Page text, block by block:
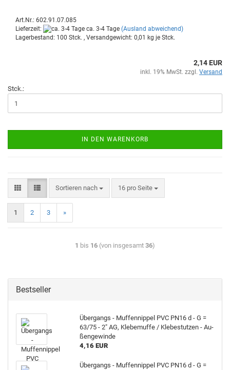
Art.Nr.: 602.91.07.085
Lieferzeit:
ca. 3-4 Tage (Ausland abweichend)
Lagerbestand: 100 Stck. , Versandgewicht: 0,01 kg je Stck.
2,14 EUR
inkl. 19% MwSt. zzgl. Versand
Stck.:
IN DEN WARENKORB
Sortieren nach 16 pro Seite
1 2 3 »
1 bis 16 (von insgesamt 36)
Bestseller
Über­gangs - Muf­fen­nip­pel PVC PN16 d - G =
63/75 - 2" AG, Kle­be­muf­fe / Kle­be­stut­zen - Au­
ßen­ge­win­de
4,16 EUR
Über­gangs - Muf­fen­nip­pel PVC PN16 d - G =